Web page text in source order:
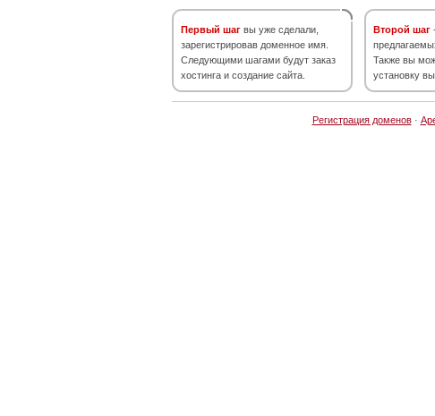
Первый шаг вы уже сделали,
зарегистрировав доменное имя.
Следующими шагами будут заказ
хостинга и создание сайта.
Второй шаг
Также вы
установку
Регистрация доменов·